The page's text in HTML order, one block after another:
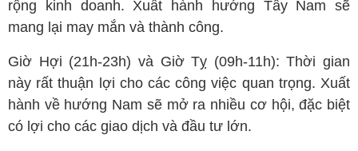
rộng kinh doanh. Xuất hành hướng Tây Nam sẽ
mang lại may mắn và thành công.
Giờ Hợi (21h-23h) và Giờ Tỵ (09h-11h): Thời gian
này rất thuận lợi cho các công việc quan trọng. Xuất
hành về hướng Nam sẽ mở ra nhiều cơ hội, đặc biệt
có lợi cho các giao dịch và đầu tư lớn.